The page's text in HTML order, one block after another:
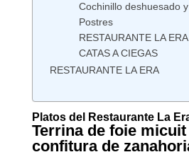
Cochinillo deshuesado
Postres
RESTAURANTE LA
CATAS A CIEGAS
RESTAURANTE LA ERA
Platos del Restaurante La
Terrina de foie
confitura de